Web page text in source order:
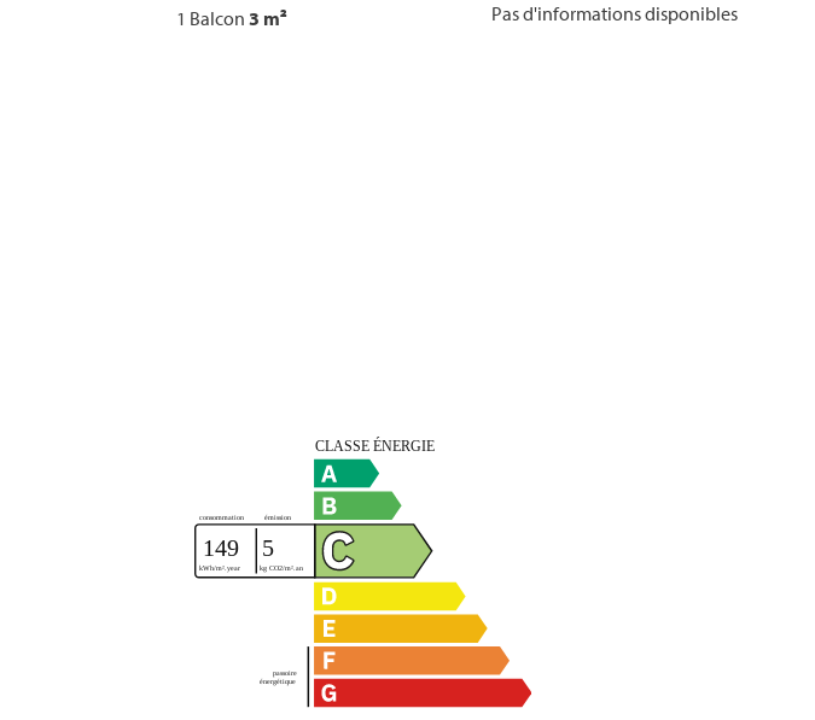
1 Balcon 3 m² Pas d'informations disponibles